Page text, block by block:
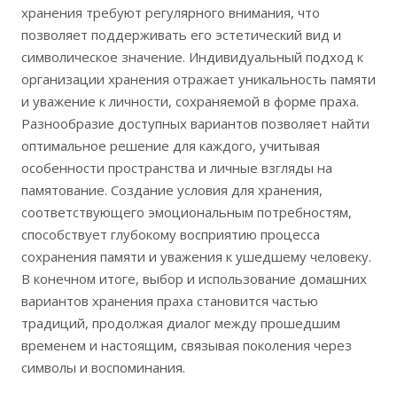
хранения требуют регулярного внимания, что
позволяет поддерживать его эстетический вид и
символическое значение. Индивидуальный подход к
организации хранения отражает уникальность памяти
и уважение к личности, сохраняемой в форме праха.
Разнообразие доступных вариантов позволяет найти
оптимальное решение для каждого, учитывая
особенности пространства и личные взгляды на
памятование. Создание условия для хранения,
соответствующего эмоциональным потребностям,
способствует глубокому восприятию процесса
сохранения памяти и уважения к ушедшему человеку.
В конечном итоге, выбор и использование домашних
вариантов хранения праха становится частью
традиций, продолжая диалог между прошедшим
временем и настоящим, связывая поколения через
символы и воспоминания.